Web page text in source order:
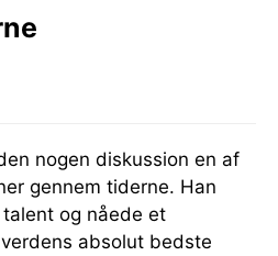
nogen diskussion en af
gennem tiderne. Han
og nåede et
absolut bedste